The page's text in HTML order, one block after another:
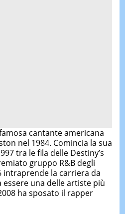
cantante americana
nel 1984. Comincia la sua
tra le fila delle Destiny’s
gruppo R&B degli
intraprende la carriera da
una delle artiste più
ha sposato il rapper